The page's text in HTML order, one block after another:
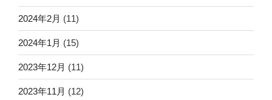
2024年2月 (11)
2024年1月 (15)
2023年12月 (11)
2023年11月 (12)